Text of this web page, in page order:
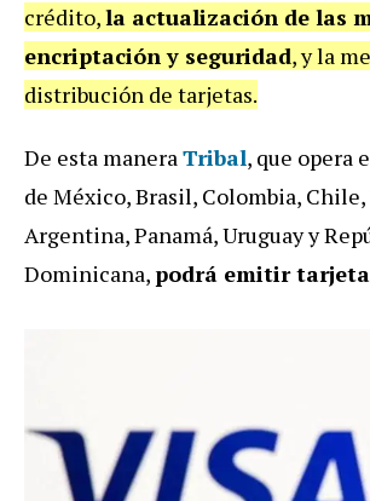
crédito,la actualización de las
encriptación y seguridad, y la
distribución de tarjetas.
De esta maneraTribal, que opera
de México, Brasil, Colombia, Chile,
Argentina, Panamá, Uruguay y
Dominicana,podrá emitir